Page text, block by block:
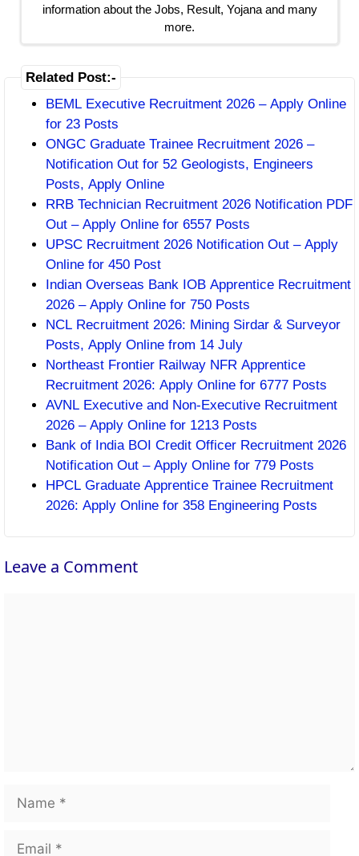
information about the Jobs, Result, Yojana and many
more.
Related Post:-
BEML Executive Recruitment 2026 – Apply Online
for 23 Posts
ONGC Graduate Trainee Recruitment 2026 –
Notification Out for 52 Geologists, Engineers
Posts, Apply Online
RRB Technician Recruitment 2026 Notification PDF
Out – Apply Online for 6557 Posts
UPSC Recruitment 2026 Notification Out – Apply
Online for 450 Post
Indian Overseas Bank IOB Apprentice Recruitment
2026 – Apply Online for 750 Posts
NCL Recruitment 2026: Mining Sirdar & Surveyor
Posts, Apply Online from 14 July
Northeast Frontier Railway NFR Apprentice
Recruitment 2026: Apply Online for 6777 Posts
AVNL Executive and Non-Executive Recruitment
2026 – Apply Online for 1213 Posts
Bank of India BOI Credit Officer Recruitment 2026
Notification Out – Apply Online for 779 Posts
HPCL Graduate Apprentice Trainee Recruitment
2026: Apply Online for 358 Engineering Posts
Leave a Comment
Name
Email